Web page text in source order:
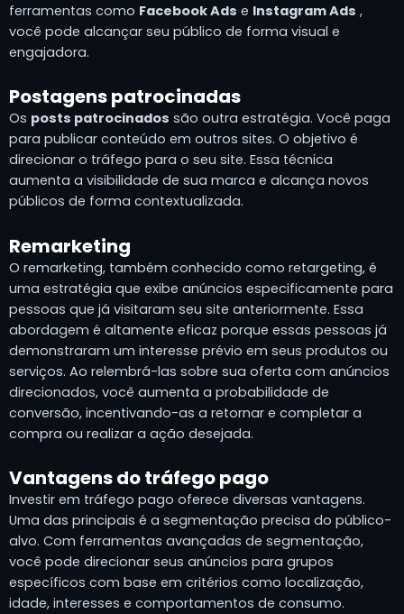
ferramentas como Facebook Ads e Instagram Ads ,
você pode alcançar seu público de forma visual e
engajadora.
Postagens patrocinadas
Os posts patrocinados são outra estratégia. Você paga
para publicar conteúdo em outros sites. O objetivo é
direcionar o tráfego para o seu site. Essa técnica
aumenta a visibilidade de sua marca e alcança novos
públicos de forma contextualizada.
Remarketing
O remarketing, também conhecido como retargeting, é
uma estratégia que exibe anúncios especificamente para
pessoas que já visitaram seu site anteriormente. Essa
abordagem é altamente eficaz porque essas pessoas já
demonstraram um interesse prévio em seus produtos ou
serviços. Ao relembrá-las sobre sua oferta com anúncios
direcionados, você aumenta a probabilidade de
conversão, incentivando-as a retornar e completar a
compra ou realizar a ação desejada.
Vantagens do tráfego pago
Investir em tráfego pago oferece diversas vantagens.
Uma das principais é a segmentação precisa do público-
alvo. Com ferramentas avançadas de segmentação,
você pode direcionar seus anúncios para grupos
específicos com base em critérios como localização,
idade, interesses e comportamentos de consumo.